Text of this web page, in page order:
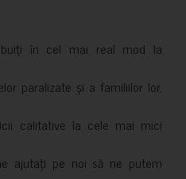
în cel mai real mod la
paralizate și a familiilor lor,
calitative la cele mai mici
ajutați pe noi să ne putem